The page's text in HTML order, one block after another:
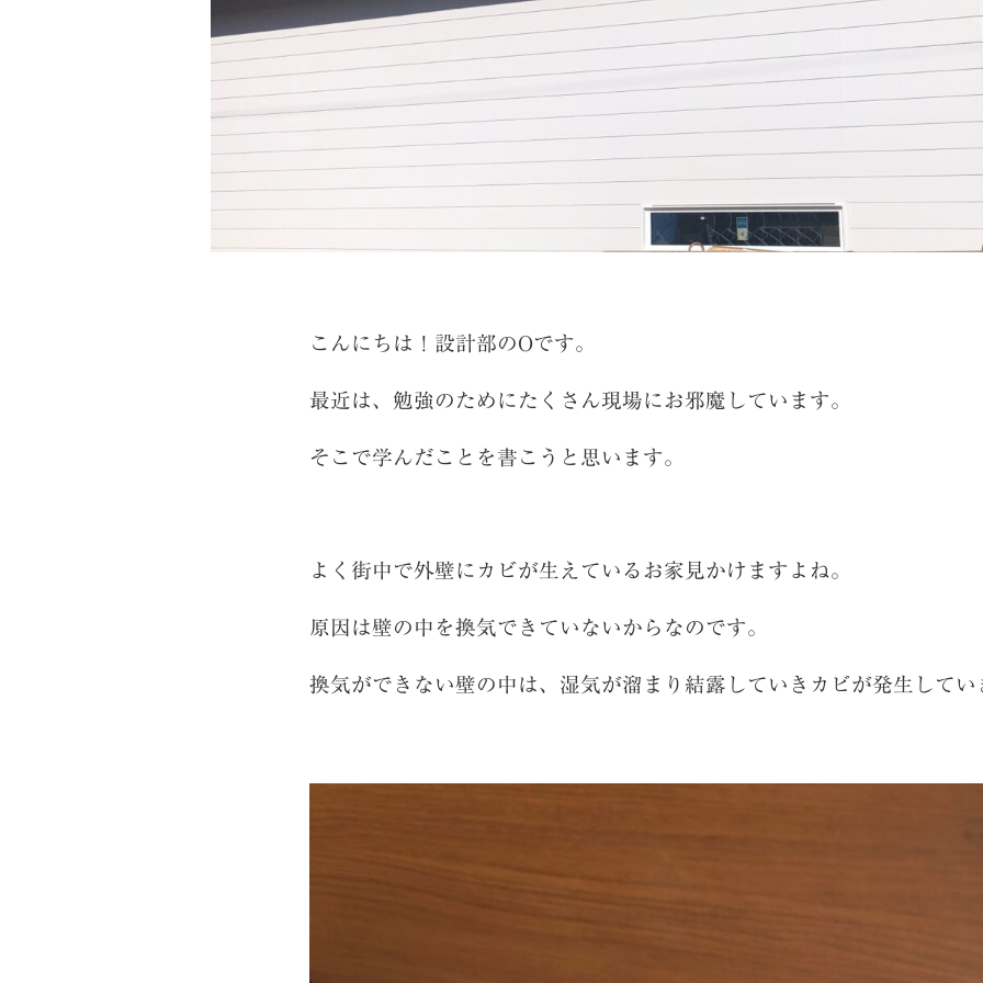
こんにちは！設計部のOです。
最近は、勉強のためにたくさん現場にお邪魔しています。
そこで学んだことを書こうと思います。
よく街中で外壁にカビが生えているお家見かけますよね。
原因は壁の中を換気できていないからなのです。
換気ができない壁の中は、湿気が溜まり結露していきカビが発生してい